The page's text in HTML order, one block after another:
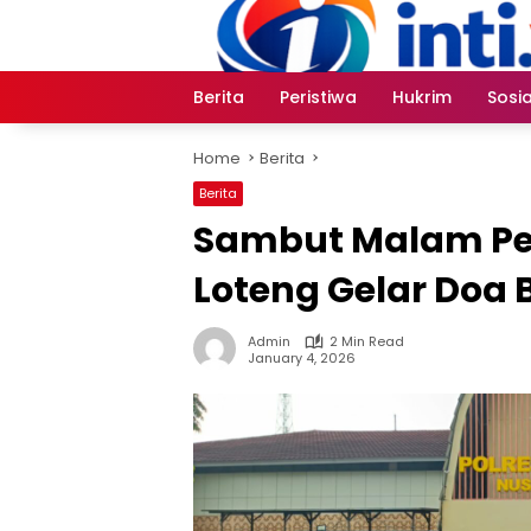
Berita
Peristiwa Hukrim
Home Berita
Berita
Sambut Malam
Loteng Gelar
Admin
2 Min Read
January 4, 2026